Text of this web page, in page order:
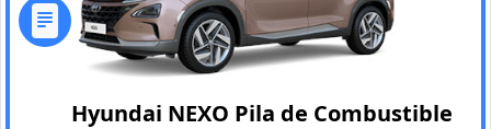
Hyundai NEXO Pila de Combustible